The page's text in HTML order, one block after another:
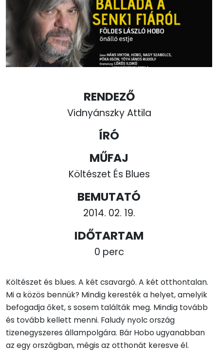
RENDEZŐ
Vidnyánszky Attila
ÍRÓ
MŰFAJ
Költészet És Blues
BEMUTATÓ
2014. 02. 19.
IDŐTARTAM
0 perc
Költészet és blues. A két csavargó. A két otthontalan.
Mi a közös bennük? Mindig keresték a helyet, amelyik
befogadja őket, s sosem találták meg. Mindig tovább
és tovább kellett menni. Faludy nyolc ország
tizenegyszeres állampolgára. Bár Hobo ugyanabban
az egy országban, mégis az otthonát keresve él.